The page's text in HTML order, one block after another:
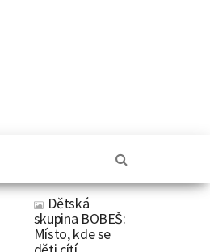
Dětská
skupina BOBEŠ:
Místo, kde se